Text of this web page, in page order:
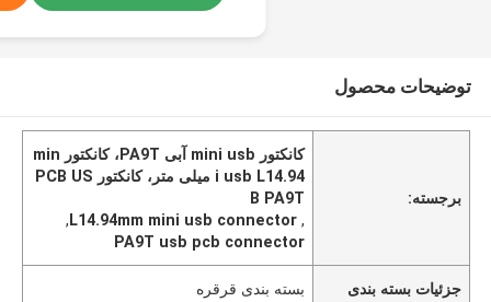
توضیحات محصول
برجسته:
کانکتور mini usb آبی PA9T، کانکتور min
i usb L14.94 میلی متر، کانکتور PCB US
B PA9T
,
L14.94mm mini usb connector
,
PA9T usb pcb connector
جزئیات بسته بندی بسته بندی قرقره